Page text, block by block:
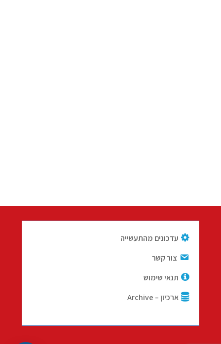
עדכונים מהתעשייה
צור קשר
תנאי שימוש
ארכיון – Archive